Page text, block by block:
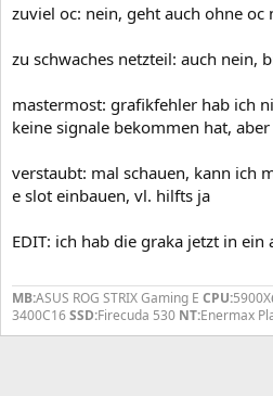
zuviel oc: nein, geht auch ohne oc
zu schwaches netzteil: auch nein,
mastermost: grafikfehler hab ich
keine signale bekommen hat,
verstaubt: mal schauen, kann ich
e slot einbauen, vl. hilfts ja
EDIT: ich hab die graka jetzt in
MB:ASUS ROG STRIX Gaming E CPU:5900X
3400C16SSD:Firecuda 530 NT:Enermax